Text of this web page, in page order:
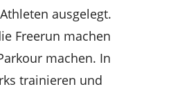
ausgelegt.
Freerun machen
machen. In
trainieren und